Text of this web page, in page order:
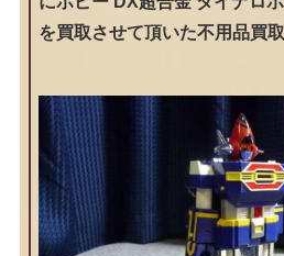
を買取させて頂いた不用品買